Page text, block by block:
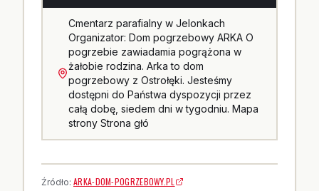
Cmentarz parafialny w Jelonkach
Organizator: Dom pogrzebowy ARKA O
pogrzebie zawiadamia pogrążona w
żałobie rodzina. Arka to dom
pogrzebowy z Ostrołęki. Jesteśmy
dostępni do Państwa dyspozycji przez
całą dobę, siedem dni w tygodniu. Mapa
strony Strona głó
Źródło: ARKA-DOM-POGRZEBOWY.PL